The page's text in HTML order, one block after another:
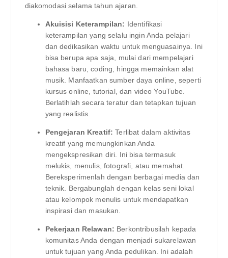
diakomodasi selama tahun ajaran.
Akuisisi Keterampilan: Identifikasi
keterampilan yang selalu ingin Anda pelajari
dan dedikasikan waktu untuk menguasainya. Ini
bisa berupa apa saja, mulai dari mempelajari
bahasa baru, coding, hingga memainkan alat
musik. Manfaatkan sumber daya online, seperti
kursus online, tutorial, dan video YouTube.
Berlatihlah secara teratur dan tetapkan tujuan
yang realistis.
Pengejaran Kreatif: Terlibat dalam aktivitas
kreatif yang memungkinkan Anda
mengekspresikan diri. Ini bisa termasuk
melukis, menulis, fotografi, atau memahat.
Bereksperimenlah dengan berbagai media dan
teknik. Bergabunglah dengan kelas seni lokal
atau kelompok menulis untuk mendapatkan
inspirasi dan masukan.
Pekerjaan Relawan: Berkontribusilah kepada
komunitas Anda dengan menjadi sukarelawan
untuk tujuan yang Anda pedulikan. Ini adalah